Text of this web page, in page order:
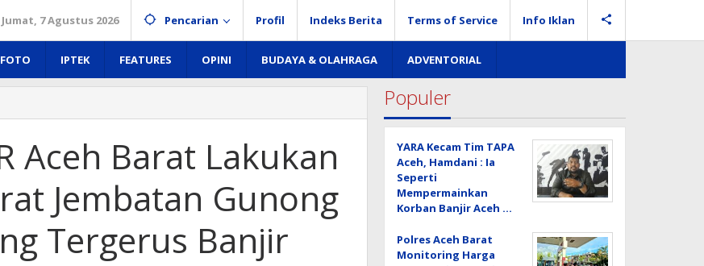
Jumat, 7 Agustus 2026 Pencarian Profil Indeks Berita Terms of Service Info Iklan
IPTEK FEATURES OPINI BUDAYA & OLAHRAGA ADVENTORIAL
Aceh Barat Lakukan
Jembatan Gunong
Tergerus Banjir
Populer
YARA Kecam Tim TAPA
Aceh, Hamdani : Ia
Seperti
Mempermainkan
Korban Banjir Aceh …
Polres Aceh Barat
Monitoring Harga